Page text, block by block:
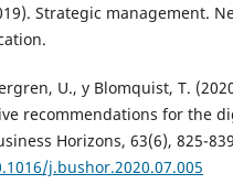
Strategic management.
U., y Blomquist, T.
recommendations for the
Horizons, 63(6), 825-
j.bushor.2020.07.005